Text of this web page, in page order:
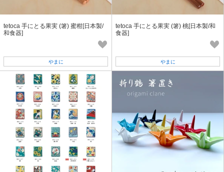
tetoca 手にとる果実 (箸) 蜜柑[日本製/
和食器]
やまに
tetoca 手にとる果実 (箸) 桃[日本製/和
食器]
やまに